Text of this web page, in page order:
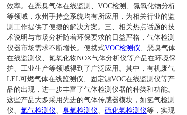
效率。在恶臭气体在线监测、VOC检测、氮氧化物分析
等领域，永州手持盒系统均有所应用，为相关行业的监
测工作提供了便捷的解决方案。三、相关热点话题的技
术说明与市场分析随着环保要求的日益严格，气体检测
仪器市场需求不断增长。便携式VOC检测仪、恶臭气体
在线监测仪、氮氧化物NOX气体分析仪等产品在环境保
护、工业生产等领域得到了广泛应用。其中，有机废气
LEL可燃气体在线监测仪、固定源VOC在线监测仪等产
品的出现，进一步丰富了气体检测仪器的种类和功能。
这些产品大多采用先进的气体传感器模块，如氢气检测
仪、 氯气检测仪、 臭氧检测仪、 硫化氢检测仪等，实现